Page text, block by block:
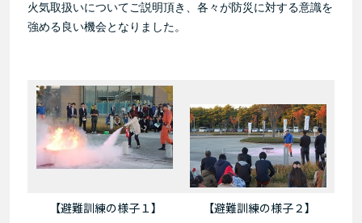
火気取扱いについてご説明頂き、各々が防災に対する意識を
強める良い機会となりました。
【避難訓練の様子１】 【避難訓練の様子２】